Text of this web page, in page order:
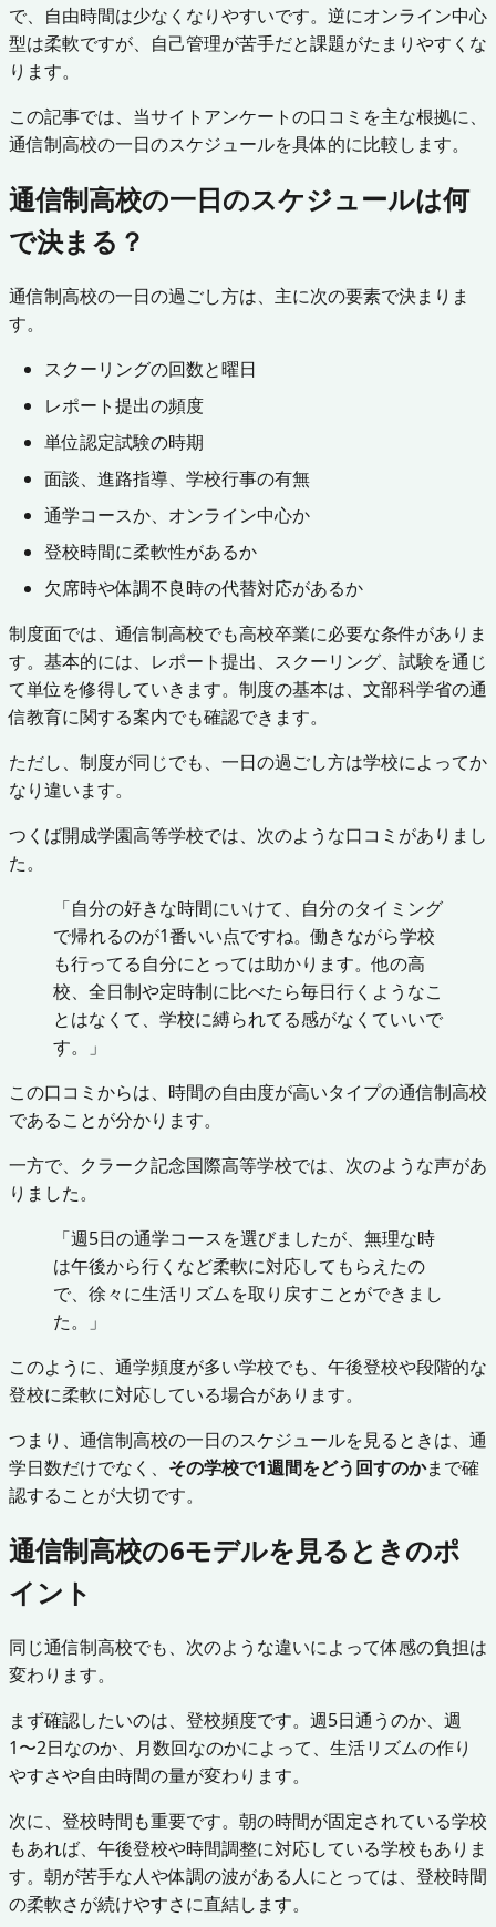
で、自由時間は少なくなりやすいです。逆にオンライン中心
型は柔軟ですが、自己管理が苦手だと課題がたまりやすくな
ります。
この記事では、当サイトアンケートの口コミを主な根拠に、
通信制高校の一日のスケジュールを具体的に比較します。
通信制高校の一日のスケジュールは何
で決まる？
通信制高校の一日の過ごし方は、主に次の要素で決まりま
す。
スクーリングの回数と曜日
レポート提出の頻度
単位認定試験の時期
面談、進路指導、学校行事の有無
通学コースか、オンライン中心か
登校時間に柔軟性があるか
欠席時や体調不良時の代替対応があるか
制度面では、通信制高校でも高校卒業に必要な条件がありま
す。基本的には、レポート提出、スクーリング、試験を通じ
て単位を修得していきます。制度の基本は、文部科学省の通
信教育に関する案内でも確認できます。
ただし、制度が同じでも、一日の過ごし方は学校によってか
なり違います。
つくば開成学園高等学校では、次のような口コミがありまし
た。
「自分の好きな時間にいけて、自分のタイミング
で帰れるのが1番いい点ですね。働きながら学校
も行ってる自分にとっては助かります。他の高
校、全日制や定時制に比べたら毎日行くようなこ
とはなくて、学校に縛られてる感がなくていいで
す。」
この口コミからは、時間の自由度が高いタイプの通信制高校
であることが分かります。
一方で、クラーク記念国際高等学校では、次のような声があ
りました。
「週5日の通学コースを選びましたが、無理な時
は午後から行くなど柔軟に対応してもらえたの
で、徐々に生活リズムを取り戻すことができまし
た。」
このように、通学頻度が多い学校でも、午後登校や段階的な
登校に柔軟に対応している場合があります。
つまり、通信制高校の一日のスケジュールを見るときは、通
学日数だけでなく、 その学校で1週間をどう回すのかまで確
認することが大切です。
通信制高校の6モデルを見るときのポ
イント
同じ通信制高校でも、次のような違いによって体感の負担は
変わります。
まず確認したいのは、登校頻度です。週5日通うのか、週
1〜2日なのか、月数回なのかによって、生活リズムの作り
やすさや自由時間の量が変わります。
次に、登校時間も重要です。朝の時間が固定されている学校
もあれば、午後登校や時間調整に対応している学校もありま
す。朝が苦手な人や体調の波がある人にとっては、登校時間
の柔軟さが続けやすさに直結します。